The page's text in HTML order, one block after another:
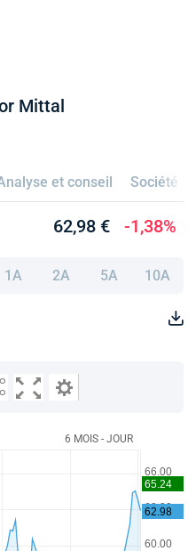
Mittal
et conseil Société
62,98 € -1,38%
1A 2A 5A 10A
6 MOIS - JOUR